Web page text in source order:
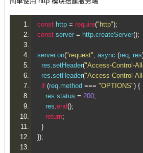
const http = require("http");
const server = http.createServer();
server.on("request", async (req, res
res.setHeader("Access-Control-
res.setHeader("Access-Control-
if (req.method === "OPTIONS") {
res.status = 200;
res.end();
return;
}
});